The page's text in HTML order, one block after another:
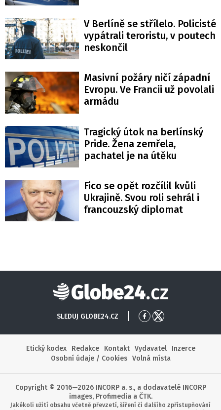
V Berlíně se střílelo. Policisté
vypátrali teroristu, v poutech
neskončil
Masivní požáry ničí západní
Evropu. Ve Francii už povolali
armádu
Tragický útok na berlínský
Pride. Žena zemřela,
pachatel je na útěku
Fico se opět rozčílil kvůli
Ukrajině. Svou roli sehrál i
francouzský diplomat
Globe24
SLEDUJ GLOBE24.CZ
Přejít
Facebook
Přejít
X
Etický kodex
Redakce Kontakt Vydavatel
Inzerce
Osobní údaje / Cookies
Volná místa
Copyright © 2016—2026 INCORP a. s., a dodavatelé INCORP
images, Profimedia a ČTK.
Jakékoli užití obsahu včetně převzetí, šíření či dalšího zpřístupňování